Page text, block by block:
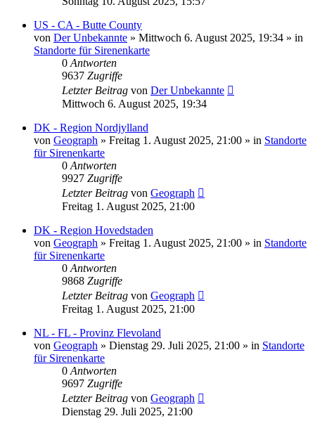
US - CA - Butte County
von Der Unbekannte » Mittwoch 6. August 2025, 19:34 » in
Standorte für Sirenenkarte
0 Antworten
9637 Zugriffe
Letzter Beitrag von Der Unbekannte
Mittwoch 6. August 2025, 19:34
DK - Region Nordjylland
von Geograph » Freitag 1. August 2025, 21:00 » in Standorte
für Sirenenkarte
0 Antworten
9927 Zugriffe
Letzter Beitrag von Geograph
Freitag 1. August 2025, 21:00
DK - Region Hovedstaden
von Geograph » Freitag 1. August 2025, 21:00 » in Standorte
für Sirenenkarte
0 Antworten
9868 Zugriffe
Letzter Beitrag von Geograph
Freitag 1. August 2025, 21:00
NL - FL - Provinz Flevoland
von Geograph » Dienstag 29. Juli 2025, 21:00 » in Standorte
für Sirenenkarte
0 Antworten
9697 Zugriffe
Letzter Beitrag von Geograph
Dienstag 29. Juli 2025, 21:00